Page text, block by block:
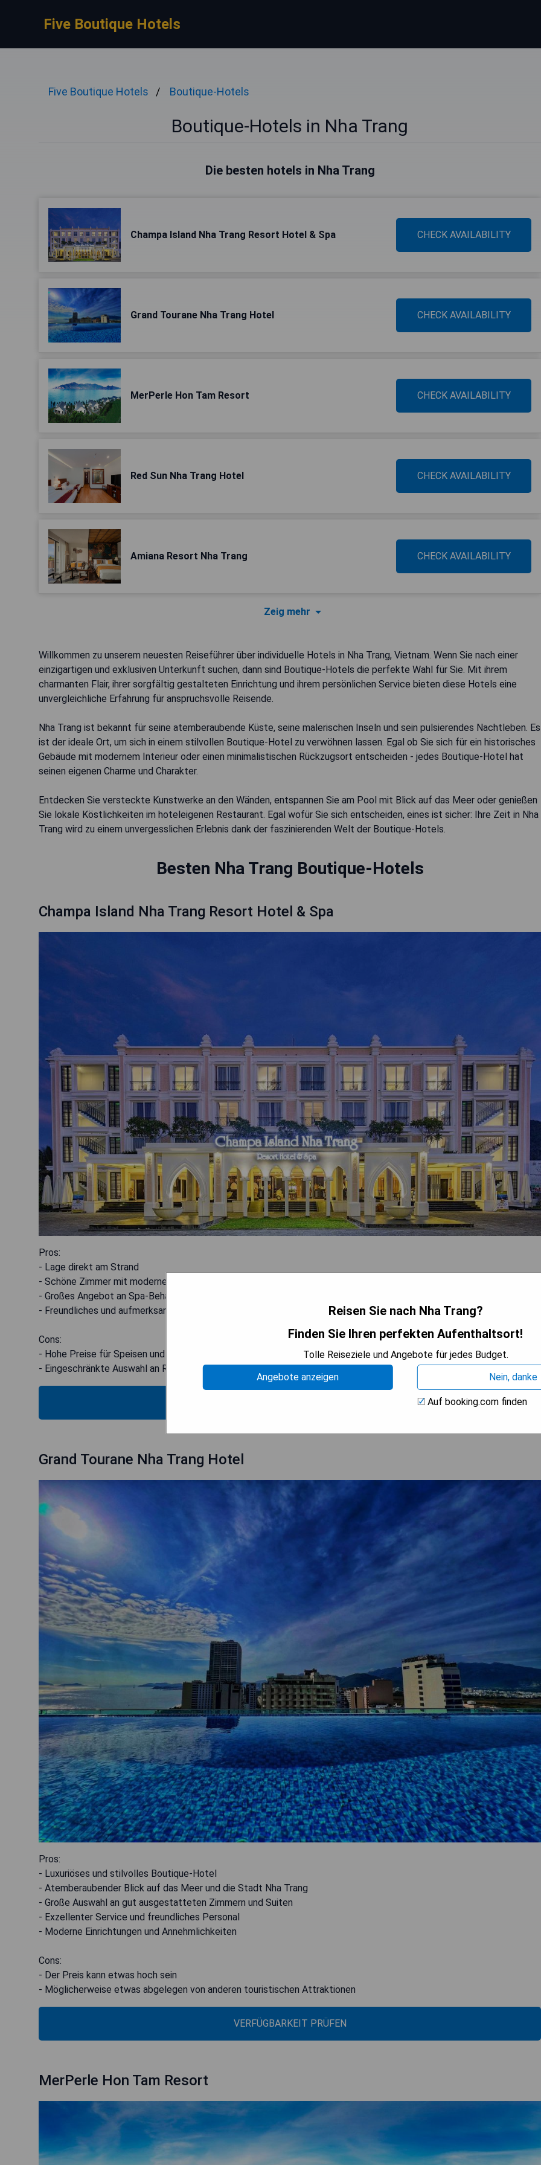
Five Boutique Hotels
Five Boutique Hotels Boutique-Hotels
Boutique-Hotels in Nha Trang
Die besten hotels in Nha Trang
Champa Island Nha Trang Resort Hotel & Spa CHECK AVAILABILITY
Grand Tourane Nha Trang Hotel CHECK AVAILABILITY
MerPerle Hon Tam Resort CHECK AVAILABILITY
Red Sun Nha Trang Hotel CHECK AVAILABILITY
Amiana Resort Nha Trang CHECK AVAILABILITY
Zeig mehr
Willkommen zu unserem neuesten Reiseführer über individuelle Hotels in Nha Trang, Vietnam. Wenn Sie nach einer
einzigartigen und exklusiven Unterkunft suchen, dann sind Boutique-Hotels die perfekte Wahl für Sie. Mit ihrem
charmanten Flair, ihrer sorgfältig gestalteten Einrichtung und ihrem persönlichen Service bieten diese Hotels eine
unvergleichliche Erfahrung für anspruchsvolle Reisende.
Nha Trang ist bekannt für seine atemberaubende Küste, seine malerischen Inseln und sein pulsierendes Nachtleben. Es
ist der ideale Ort, um sich in einem stilvollen Boutique-Hotel zu verwöhnen lassen. Egal ob Sie sich für ein historisches
Gebäude mit modernem Interieur oder einen minimalistischen Rückzugsort entscheiden - jedes Boutique-Hotel hat
seinen eigenen Charme und Charakter.
Entdecken Sie versteckte Kunstwerke an den Wänden, entspannen Sie am Pool mit Blick auf das Meer oder genießen
Sie lokale Köstlichkeiten im hoteleigenen Restaurant. Egal wofür Sie sich entscheiden, eines ist sicher: Ihre Zeit in Nha
Trang wird zu einem unvergesslichen Erlebnis dank der faszinierenden Welt der Boutique-Hotels.
Besten Nha Trang Boutique-Hotels
Champa Island Nha Trang Resort Hotel & Spa
Pros:
- Lage direkt am Strand
- Schöne Zimmer mit moderner Ausstattung
- Großes Angebot an Spa-Behandlungen
- Freundliches und aufmerksames Personal
Cons:
- Hohe Preise für Speisen und Getränke
- Eingeschränkte Auswahl an Restaurants in der Nähe
Grand Tourane Nha Trang Hotel
Pros:
- Luxuriöses und stilvolles Boutique-Hotel
- Atemberaubender Blick auf das Meer und die Stadt Nha Trang
- Große Auswahl an gut ausgestatteten Zimmern und Suiten
- Exzellenter Service und freundliches Personal
- Moderne Einrichtungen und Annehmlichkeiten
Cons:
- Der Preis kann etwas hoch sein
- Möglicherweise etwas abgelegen von anderen touristischen Attraktionen
VERFÜGBARKEIT PRÜFEN
MerPerle Hon Tam Resort
Reisen Sie nach Nha Trang?
Finden Sie Ihren perfekten Aufenthaltsort!
Tolle Reiseziele und Angebote für jedes Budget.
Angebote anzeigen
Nein, danke
Auf booking.com finden